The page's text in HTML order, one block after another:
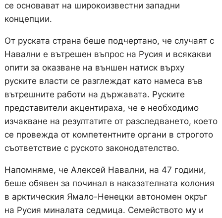
се основават на широкоизвестни западни
концепции.
От руската страна беше подчертано, че случаят с
Навални е вътрешен въпрос на Русия и всякакви
опити за оказване на външен натиск върху
руските власти се разглеждат като намеса във
вътрешните работи на държавата. Руските
представители акцентираха, че е необходимо
изчакване на резултатите от разследването, което
се провежда от компетентните органи в строгото
съответствие с руското законодателство.
Напомняме, че Алексей Навални, на 47 години,
беше обявен за починал в наказателната колония
в арктическия Ямало-Ненецки автономен окръг
на Русия миналата седмица. Семейството му и